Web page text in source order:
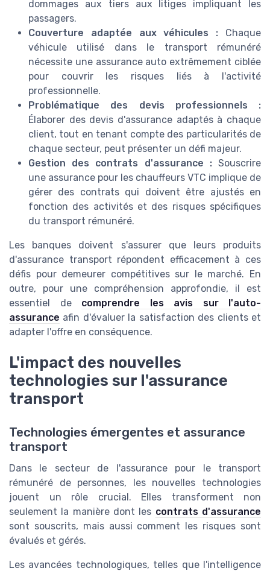
dommages aux tiers aux litiges impliquant les
passagers.
Couverture adaptée aux véhicules : Chaque
véhicule utilisé dans le transport rémunéré
nécessite une assurance auto extrêmement ciblée
pour couvrir les risques liés à l'activité
professionnelle.
Problématique des devis professionnels :
Élaborer des devis d'assurance adaptés à chaque
client, tout en tenant compte des particularités de
chaque secteur, peut présenter un défi majeur.
Gestion des contrats d'assurance :Souscrire
une assurance pour les chauffeurs VTC implique de
gérer des contrats qui doivent être ajustés en
fonction des activités et des risques spécifiques
du transport rémunéré.
Les banques doivent s'assurer que leurs produits
d'assurance transport répondent efficacement à ces
défis pour demeurer compétitives sur le marché. En
outre, pour une compréhension approfondie, il est
essentiel de comprendre les avis sur l'auto-
assurance afin d'évaluer la satisfaction des clients et
adapter l'offre en conséquence.
L'impact des nouvelles
technologies sur l'assurance
transport
Technologies émergentes et assurance
transport
Dans le secteur de l'assurance pour le transport
rémunéré de personnes, les nouvelles technologies
jouent un rôle crucial. Elles transforment non
seulement la manière dont les contrats d'assurance
sont souscrits, mais aussi comment les risques sont
évalués et gérés.
Les avancées technologiques, telles que l'intelligence